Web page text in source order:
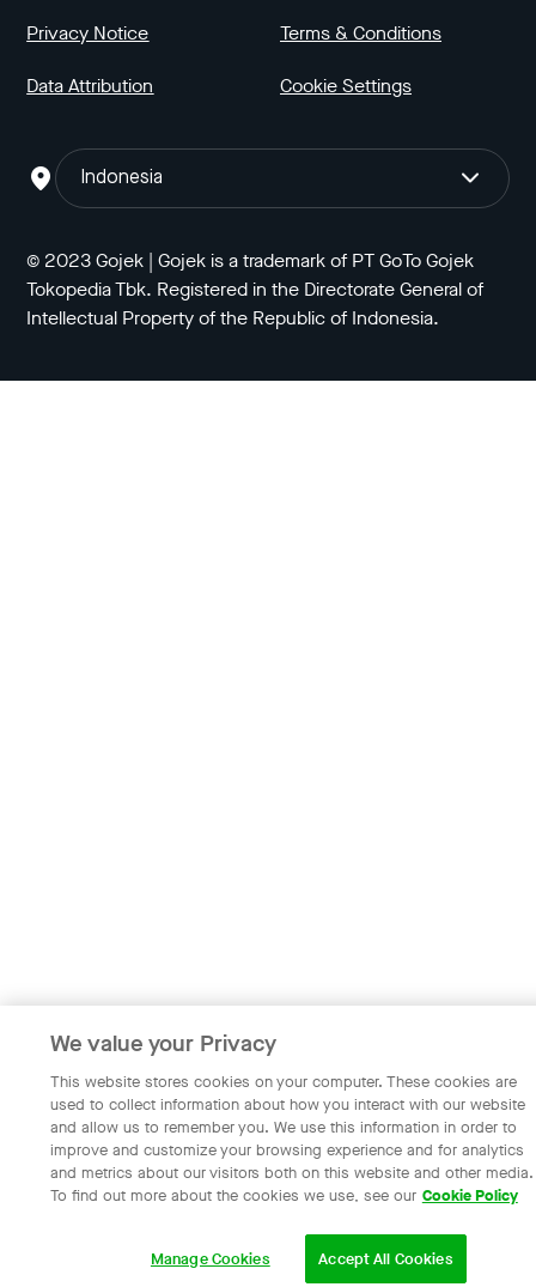
Privacy Notice Terms & Conditions
Data Attribution Cookie Settings
Indonesia
© 2023 Gojek | Gojek is a trademark of PT GoTo Gojek
Tokopedia Tbk. Registered in the Directorate General of
Intellectual Property of the Republic of Indonesia.
We value your Privacy
This website stores cookies on your computer. These cookies are
used to collect information about how you interact with our website
and allow us to remember you. We use this information in order to
improve and customize your browsing experience and for analytics
and metrics about our visitors both on this website and other media.
To find out more about the cookies we use, see our Cookie Policy
Manage Cookies Accept All Cookies